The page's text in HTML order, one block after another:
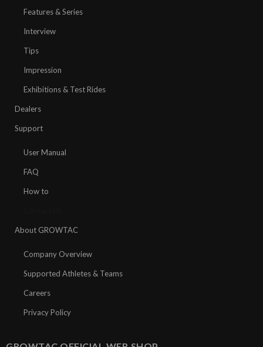
Features & Series
Interview
Tips
Impression
Exhibitions & Test Rides
Dealers
Support
User Manual
FAQ
How to
About GROWTAC
Company Overview
Supported Athletes & Teams
Careers
Privacy Policy